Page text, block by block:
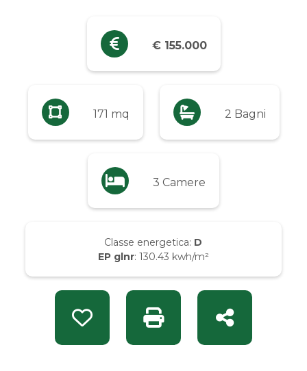
€ 155.000
171 mq 2 Bagni
3 Camere
Classe energetica: D
EP glnr: 130.43 kwh/m²
Preferiti: Rif. MOS 3098Stampa: Rif. MOS 3098
Condividi
Fino a € 5.000
Da € 10.000 a € 20.000
Da € 100.000 a € 200.000
Da € 200.000 a € 400.000